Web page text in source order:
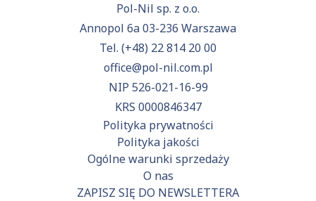
Pol-Nil sp. z o.o.
Annopol 6a 03-236 Warszawa
Tel. (+48) 22 814 20 00
office@pol-nil.com.pl
NIP 526-021-16-99
KRS 0000846347
Polityka prywatności
Polityka jakości
Ogólne warunki sprzedaży
O nas
ZAPISZ SIĘ DO NEWSLETTERA